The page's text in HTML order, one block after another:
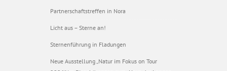
Partnerschaftstreffen in Nora
Licht aus – Sterne an!
Sternenführung in Fladungen
Neue Ausstellung „Natur im Fokus on Tour